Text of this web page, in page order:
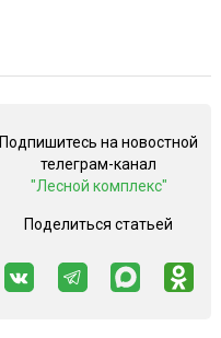
Подпишитесь на новостной
телеграм-канал
"Лесной комплекс"
Поделиться статьей